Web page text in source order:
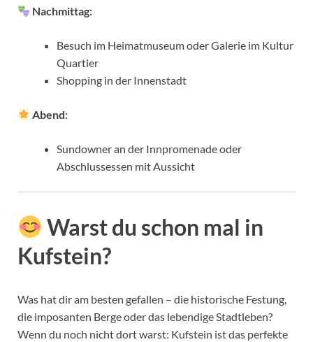
Nachmittag:
Besuch im Heimatmuseum oder Galerie im Kultur
Quartier
Shopping in der Innenstadt
Abend:
Sundowner an der Innpromenade oder
Abschlussessen mit Aussicht
Warst du schon mal in
Kufstein?
Was hat dir am besten gefallen – die historische Festung,
die imposanten Berge oder das lebendige Stadtleben?
Wenn du noch nicht dort warst: Kufstein ist das perfekte